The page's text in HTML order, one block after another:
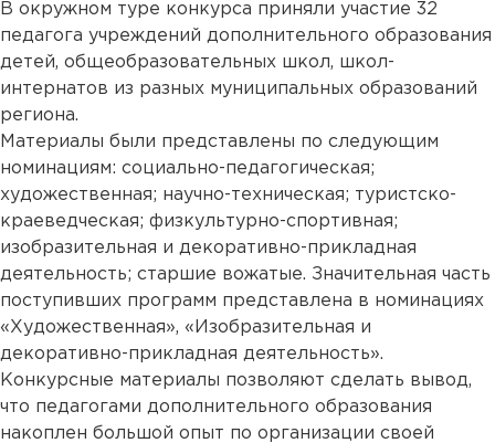
В окружном туре конкурса приняли участие 32
педагога учреждений дополнительного образования
детей, общеобразовательных школ, школ-
интернатов из разных муниципальных образований
региона.
Материалы были представлены по следующим
номинациям: социально-педагогическая;
художественная; научно-техническая; туристско-
краеведческая; физкультурно-спортивная;
изобразительная и декоративно-прикладная
деятельность; старшие вожатые. Значительная часть
поступивших программ представлена в номинациях
«Художественная», «Изобразительная и
декоративно-прикладная деятельность».
Конкурсные материалы позволяют сделать вывод,
что педагогами дополнительного образования
накоплен большой опыт по организации своей